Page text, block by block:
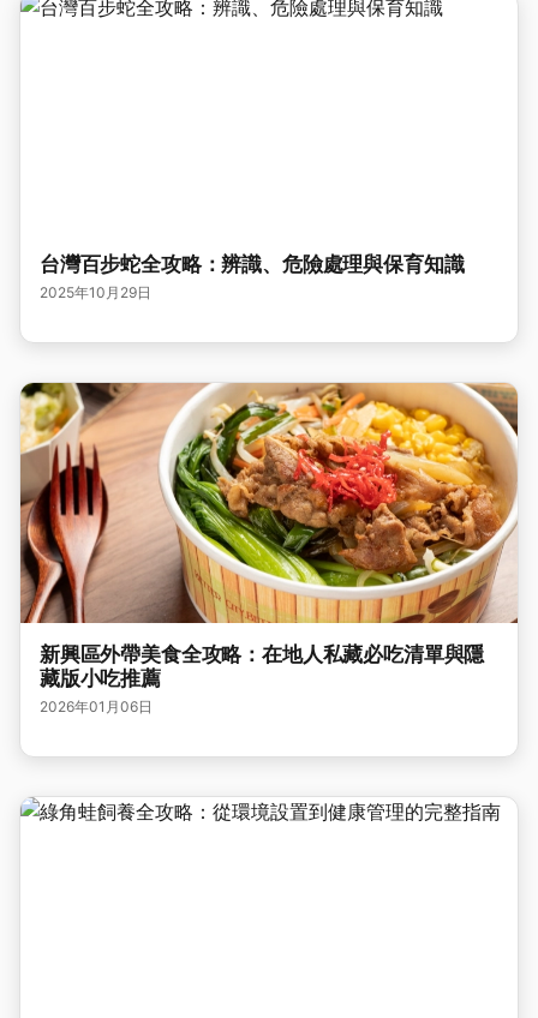
台灣百步蛇全攻略：辨識、危險處理與保育知識
2025年10月29日
新興區外帶美食全攻略：在地人私藏必吃清單與隱
藏版小吃推薦
2026年01月06日